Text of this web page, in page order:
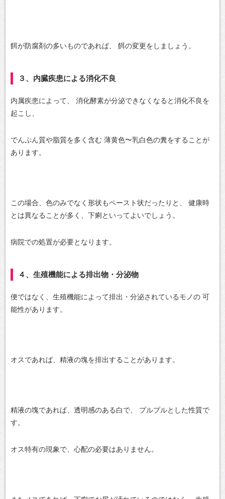
餌が防腐剤の多いものであれば、 餌の変更をしましょう。
３、内臓疾患による消化不良
内属疾患によって、
消化酵素が分泌できなくなると消化不良を
起こし、
でんぷん質や脂質を多く含む 薄黄色〜乳白色の糞をすることが
あります。
この場合、色のみでなく形状もペースト状だったりと、
健康時
とは異なることが多く、下痢といってよいでしょう。
病院での処置が必要となります。
４、生殖機能による排出物・分泌物
便ではなく、生殖機能によって排出・分泌されているモノの 可
能性があります。
オスであれば、精液の塊を排出することがあります。
精液の塊であれば、透明感のある白で、
プルプルとした性質で
す。
オス特有の現象で、心配の必要はありません。